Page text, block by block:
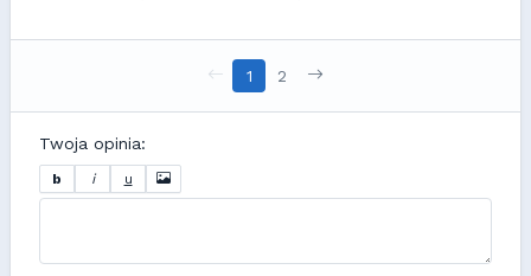
1 2
Twoja opinia:
b i u